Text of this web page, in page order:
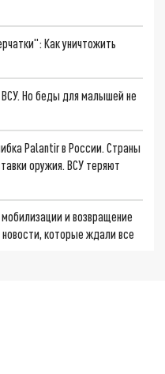
Как уничтожить
Но беды для малышей не
Palantir в России. Страны
оружия. ВСУ теряют
и возвращение
которые ждали все